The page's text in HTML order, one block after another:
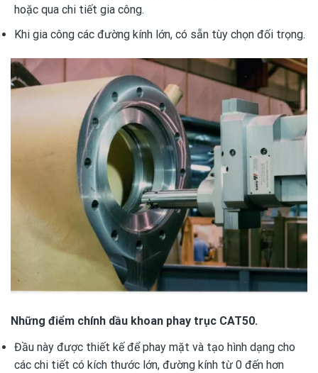
hoặc qua chi tiết gia công.
Khi gia công các đường kính lớn, có sẵn tùy chọn đối trọng.
Những điểm chính dầu khoan phay trục CAT50.
Đầu này được thiết kế để phay mặt và tạo hình dạng cho
các chi tiết có kích thước lớn, đường kính từ 0 đến hơn